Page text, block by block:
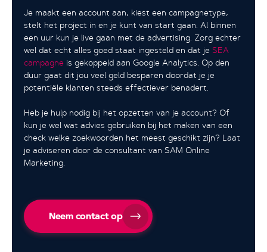
Je maakt een account aan, kiest een campagnetype,
stelt het project in en je kunt van start gaan. Al binnen
een uur kun je live gaan met de advertising. Zorg echter
wel dat echt alles goed staat ingesteld en dat je SEA
campagne is gekoppeld aan Google Analytics. Op den
duur gaat dit jou veel geld besparen doordat je je
potentiële klanten steeds effectiever benadert.
Heb je hulp nodig bij het opzetten van je account? Of
kun je wel wat advies gebruiken bij het maken van een
check welke zoekwoorden het meest geschikt zijn? Laat
je adviseren door de consultant van SAM Online
Marketing.
Neem contact op